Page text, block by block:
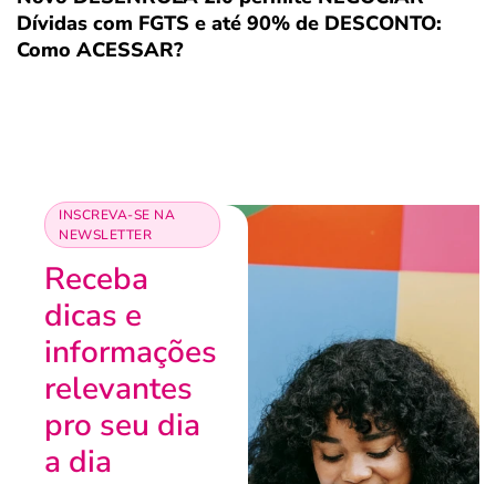
Dívidas com FGTS e até 90% de DESCONTO:
Como ACESSAR?
INSCREVA-SE NA
NEWSLETTER
Receba
dicas e
informações
relevantes
pro seu dia
a dia